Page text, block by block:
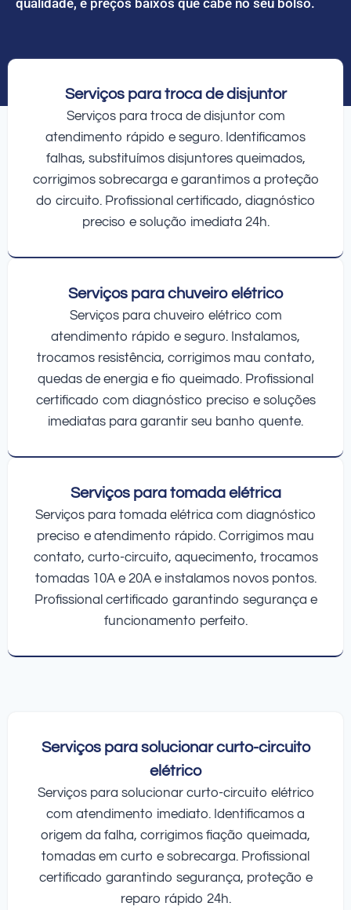
Serviços para troca de disjuntor
Serviços para troca de disjuntor com
atendimento rápido e seguro. Identificamos
falhas, substituímos disjuntores queimados,
corrigimos sobrecarga e garantimos a proteção
do circuito. Profissional certificado, diagnóstico
preciso e solução imediata 24h.
Serviços para chuveiro elétrico
Serviços para chuveiro elétrico com
atendimento rápido e seguro. Instalamos,
trocamos resistência, corrigimos mau contato,
quedas de energia e fio queimado. Profissional
certificado com diagnóstico preciso e soluções
imediatas para garantir seu banho quente.
Serviços para tomada elétrica
Serviços para tomada elétrica com diagnóstico
preciso e atendimento rápido. Corrigimos mau
contato, curto-circuito, aquecimento, trocamos
tomadas 10A e 20A e instalamos novos pontos.
Profissional certificado garantindo segurança e
funcionamento perfeito.
Serviços para solucionar curto-circuito
elétrico
Serviços para solucionar curto-circuito elétrico
com atendimento imediato. Identificamos a
origem da falha, corrigimos fiação queimada,
tomadas em curto e sobrecarga. Profissional
certificado garantindo segurança, proteção e
reparo rápido 24h.